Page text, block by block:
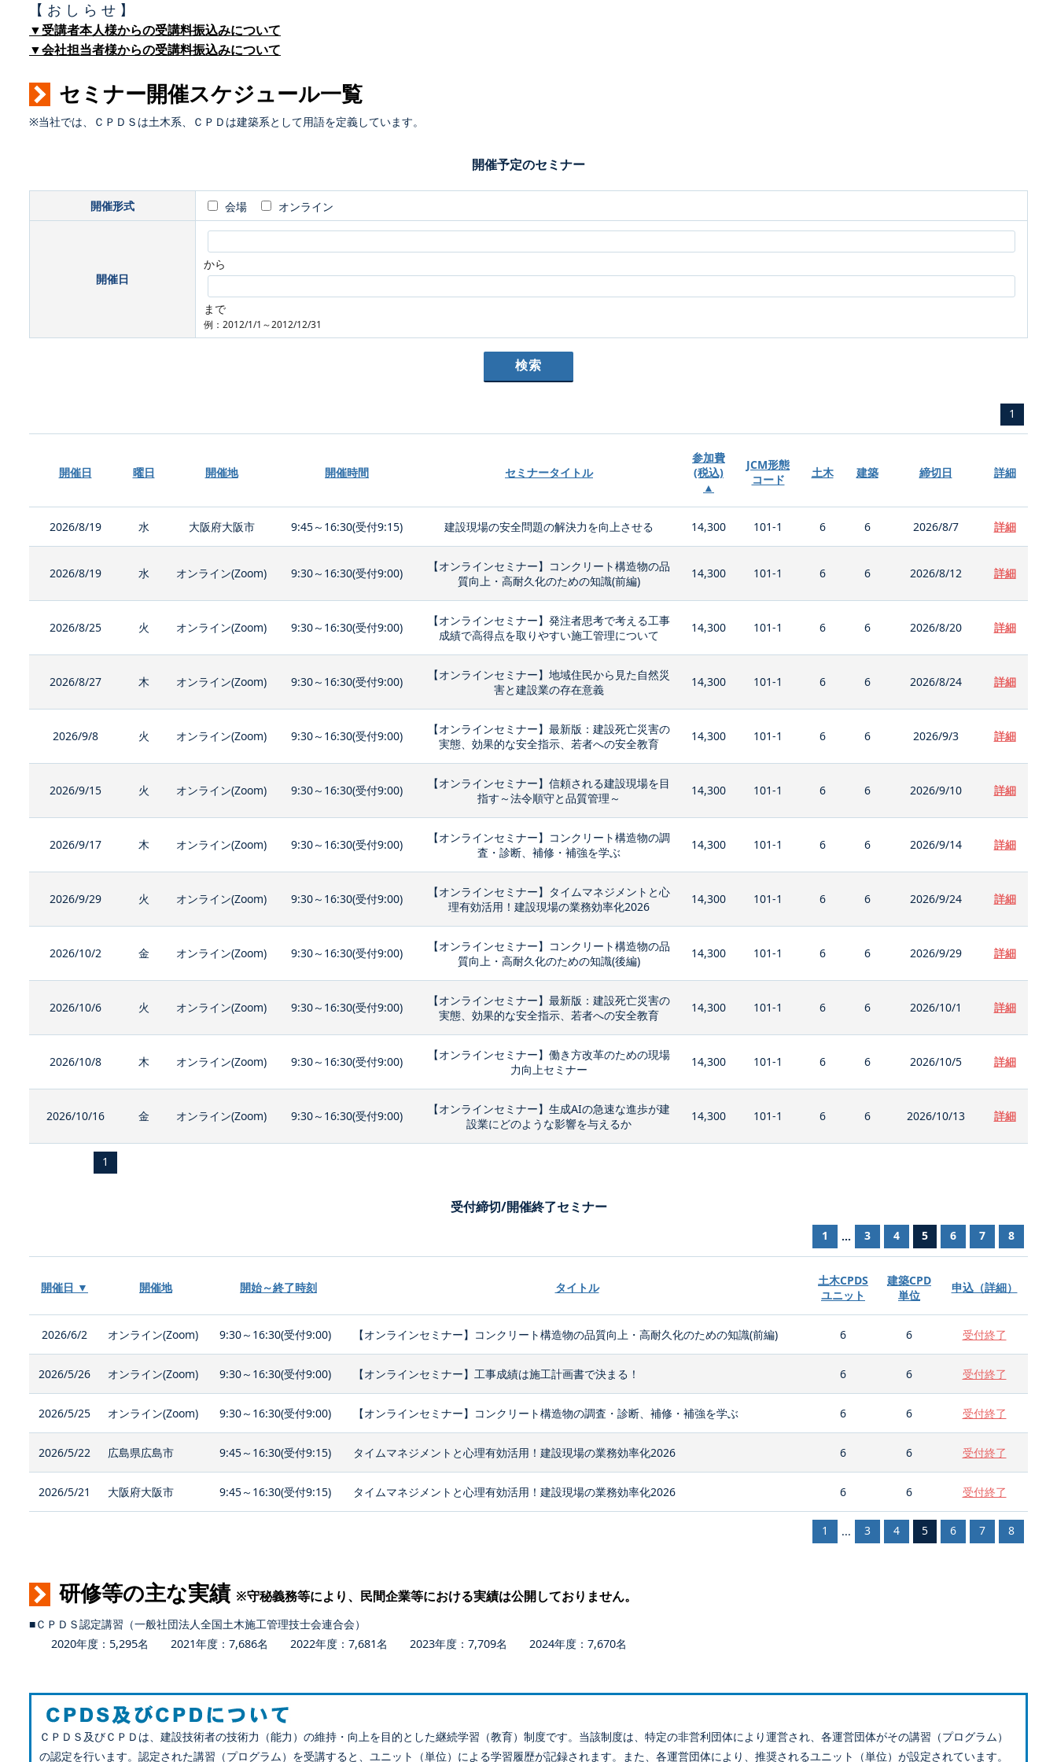
【 お し ら せ 】
▼受講者本人様からの受講料振込みについて
▼会社担当者様からの受講料振込みについて
セミナー開催スケジュール一覧
※当社では、ＣＰＤＳは土木系、ＣＰＤは建築系として用語を定義しています。
開催予定のセミナー
開催形式 会場 オンライン
開催日
から
まで
例：2012/1/1～2012/12/31
1
開催日 曜日 開催地 開催時間 セミナータイトル
参加費
(税込)
▲
JCM形態
コード
土木 建築 締切日 詳細
2026/8/19 水 大阪府大阪市 9:45～16:30(受付9:15) 建設現場の安全問題の解決力を向上させる 14,300 101-1 6 6 2026/8/7 詳細
2026/8/19 水 オンライン(Zoom) 9:30～16:30(受付9:00)
【オンラインセミナー】コンクリート構造物の品
質向上・高耐久化のための知識(前編)
14,300 101-1 6 6 2026/8/12 詳細
2026/8/25 火 オンライン(Zoom) 9:30～16:30(受付9:00)
【オンラインセミナー】発注者思考で考える工事
成績で高得点を取りやすい施工管理について
14,300 101-1 6 6 2026/8/20 詳細
2026/8/27 木 オンライン(Zoom) 9:30～16:30(受付9:00)
【オンラインセミナー】地域住民から見た自然災
害と建設業の存在意義
14,300 101-1 6 6 2026/8/24 詳細
2026/9/8 火 オンライン(Zoom) 9:30～16:30(受付9:00)
【オンラインセミナー】最新版：建設死亡災害の
実態、効果的な安全指示、若者への安全教育
14,300 101-1 6 6 2026/9/3 詳細
2026/9/15 火 オンライン(Zoom) 9:30～16:30(受付9:00)
【オンラインセミナー】信頼される建設現場を目
指す～法令順守と品質管理～
14,300 101-1 6 6 2026/9/10 詳細
2026/9/17 木 オンライン(Zoom) 9:30～16:30(受付9:00)
【オンラインセミナー】コンクリート構造物の調
査・診断、補修・補強を学ぶ
14,300 101-1 6 6 2026/9/14 詳細
2026/9/29 火 オンライン(Zoom) 9:30～16:30(受付9:00)
【オンラインセミナー】タイムマネジメントと心
理有効活用！建設現場の業務効率化2026
14,300 101-1 6 6 2026/9/24 詳細
2026/10/2 金 オンライン(Zoom) 9:30～16:30(受付9:00)
【オンラインセミナー】コンクリート構造物の品
質向上・高耐久化のための知識(後編)
14,300 101-1 6 6 2026/9/29 詳細
2026/10/6 火 オンライン(Zoom) 9:30～16:30(受付9:00)
【オンラインセミナー】最新版：建設死亡災害の
実態、効果的な安全指示、若者への安全教育
14,300 101-1 6 6 2026/10/1 詳細
2026/10/8 木 オンライン(Zoom) 9:30～16:30(受付9:00)
【オンラインセミナー】働き方改革のための現場
力向上セミナー
14,300 101-1 6 6 2026/10/5 詳細
2026/10/16 金 オンライン(Zoom) 9:30～16:30(受付9:00)
【オンラインセミナー】生成AIの急速な進歩が建
設業にどのような影響を与えるか
14,300 101-1 6 6 2026/10/13 詳細
1
受付締切/開催終了セミナー
1 ... 3 4 5 6 7 8
開催日 ▼ 開催地 開始～終了時刻 タイトル
土木CPDS
ユニット
建築CPD
単位
申込（詳細）
2026/6/2 オンライン(Zoom) 9:30～16:30(受付9:00) 【オンラインセミナー】コンクリート構造物の品質向上・高耐久化のための知識(前編) 6 6 受付終了
2026/5/26 オンライン(Zoom) 9:30～16:30(受付9:00) 【オンラインセミナー】工事成績は施工計画書で決まる！ 6 6 受付終了
2026/5/25 オンライン(Zoom) 9:30～16:30(受付9:00) 【オンラインセミナー】コンクリート構造物の調査・診断、補修・補強を学ぶ 6 6 受付終了
2026/5/22 広島県広島市 9:45～16:30(受付9:15) タイムマネジメントと心理有効活用！建設現場の業務効率化2026 6 6 受付終了
2026/5/21 大阪府大阪市 9:45～16:30(受付9:15) タイムマネジメントと心理有効活用！建設現場の業務効率化2026 6 6 受付終了
1 ... 3 4 5 6 7 8
研修等の主な実績 ※守秘義務等により、民間企業等における実績は公開しておりません。
■ＣＰＤＳ認定講習（一般社団法人全国土木施工管理技士会連合会）
2020年度：5,295名 2021年度：7,686名 2022年度：7,681名 2023年度：7,709名 2024年度：7,670名
ＣＰＤＳ及びＣＰＤは、建設技術者の技術力（能力）の維持・向上を目的とした継続学習（教育）制度です。当該制度は、特定の非営利団体により運営され、各運営団体がその講習（プログラム）
の認定を行います。認定された講習（プログラム）を受講すると、ユニット（単位）による学習履歴が記録されます。また、各運営団体により、推奨されるユニット（単位）が設定されています。